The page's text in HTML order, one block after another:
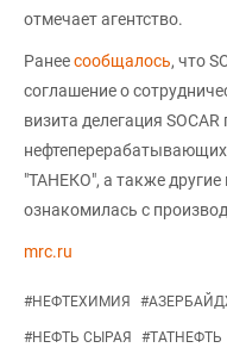
отмечает агентство.
Ранеесообщалось, что
соглашение о
визита делегация
"ТАНЕКО", а также
ознакомилась с
mrc.ru
#НЕФТЕХИМИЯ #
#НЕФТЬ СЫРАЯ #ТАТНЕФТЬ